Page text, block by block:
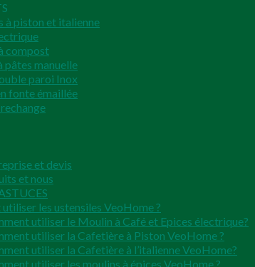
à piston et italienne
compost
pâtes manuelle
paroi Inox
fonte émaillée
et devis
et nous
les ustensiles VeoHome ?
utiliser le Moulin à Café et Epices électrique?
utiliser la Cafetière à Piston VeoHome ?
utiliser la Cafetière à l’italienne VeoHome?
utiliser les moulins à épices VeoHome ?